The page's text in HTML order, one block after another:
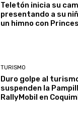
Teletón inicia su
presentando a su
un himno con
TURISMO
Duro golpe al
suspenden la
RallyMobil en